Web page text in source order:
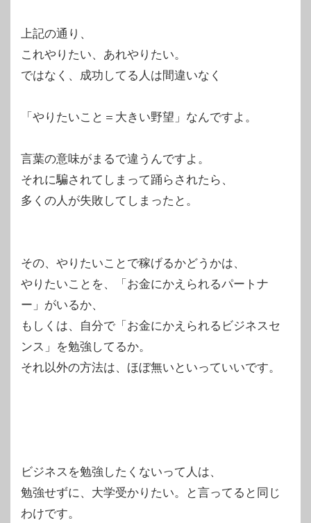
上記の通り、
これやりたい、あれやりたい。
ではなく、成功してる人は間違いなく
「やりたいこと＝大きい野望」なんですよ。
言葉の意味がまるで違うんですよ。
それに騙されてしまって踊らされたら、
多くの人が失敗してしまったと。
その、やりたいことで稼げるかどうかは、
やりたいことを、「お金にかえられるパートナ
ー」がいるか、
もしくは、自分で「お金にかえられるビジネスセ
ンス」を勉強してるか。
それ以外の方法は、ほぼ無いといっていいです。
ビジネスを勉強したくないって人は、
勉強せずに、大学受かりたい。と言ってると同じ
わけです。